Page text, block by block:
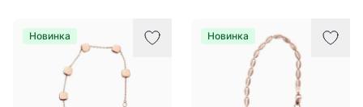
Новинка Новинка